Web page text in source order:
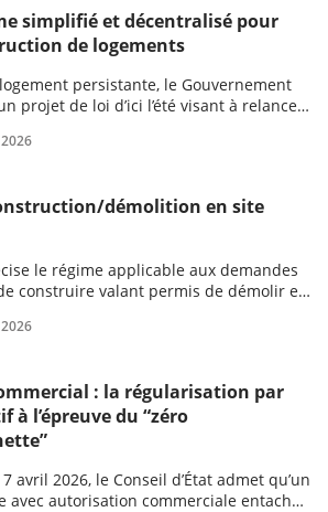
simplifié et décentralisé pour
de logements
persistante, le Gouvernement
projet de loi d’ici l’été visant à relancer
procédures et rôle accru des acteurs
démolition en site
le régime applicable aux demandes
construire valant permis de démolir en
: la régularisation par
l’épreuve du “zéro
avril 2026, le Conseil d’État admet qu’un
avec autorisation commerciale entaché